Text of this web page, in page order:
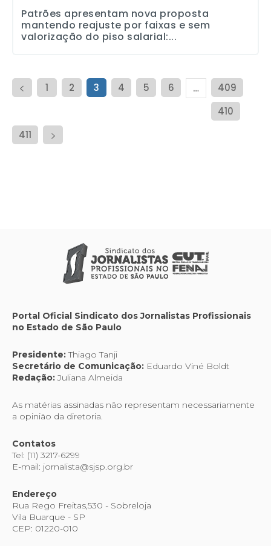
Patrões apresentam nova proposta
mantendo reajuste por faixas e sem
valorização do piso salarial:...
1 2 3 4 5 6 …
409
410
411
Portal Oficial Sindicato dos Jornalistas Profissionais
no Estado de São Paulo
Presidente:Thiago Tanji
Secretário de Comunicação: Eduardo Viné Boldt
Redação:Juliana Almeida
As matérias assinadas não representam necessariamente
a opinião da diretoria.
Contatos
Tel: (11) 3217-6299
E-mail: jornalista@sjsp.org.br
Endereço
Rua Rego Freitas,530 - Sobreloja
Vila Buarque - SP
CEP: 01220-010